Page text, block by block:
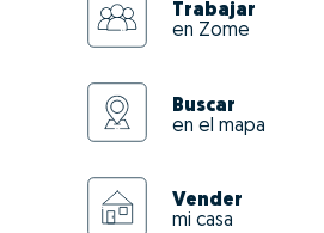
Trabajar
en Zome
Buscar
en el mapa
Vender
mi casa